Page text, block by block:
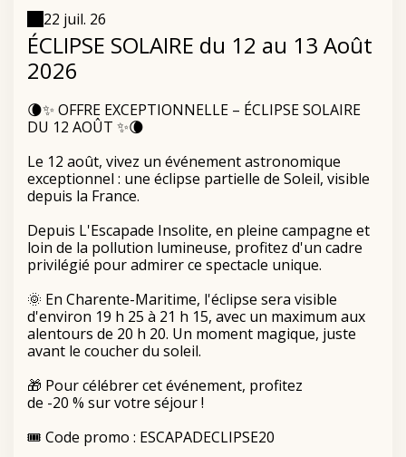
22 juil. 26
ÉCLIPSE SOLAIRE du 12 au 13 Août
2026
🌘✨ OFFRE EXCEPTIONNELLE – ÉCLIPSE SOLAIRE
DU 12 AOÛT ✨🌘
Le 12 août, vivez un événement astronomique
exceptionnel : une éclipse partielle de Soleil, visible
depuis la France.
Depuis L'Escapade Insolite, en pleine campagne et
loin de la pollution lumineuse, profitez d'un cadre
privilégié pour admirer ce spectacle unique.
🌞 En Charente-Maritime, l'éclipse sera visible
d'environ 19 h 25 à 21 h 15, avec un maximum aux
alentours de 20 h 20. Un moment magique, juste
avant le coucher du soleil.
🎁 Pour célébrer cet événement, profitez
de -20 % sur votre séjour !
🎟️ Code promo : ESCAPADECLIPSE20